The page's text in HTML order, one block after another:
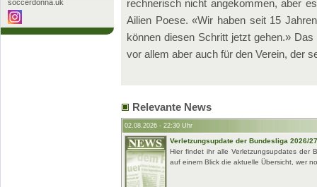
soccerdonna.uk
rechnerisch nicht angekommen, aber
Ailien Poese. «Wir haben seit 15
können diesen Schritt jetzt gehen.»
vor allem aber auch für den Verein, der
Relevante News
02.08.2026 - 22:30 Uhr
Verletzungsupdate der Bundesliga 2026/27
Hier findet ihr alle Verletzungsupdates der
auf einem Blick die aktuelle Übersicht, wer